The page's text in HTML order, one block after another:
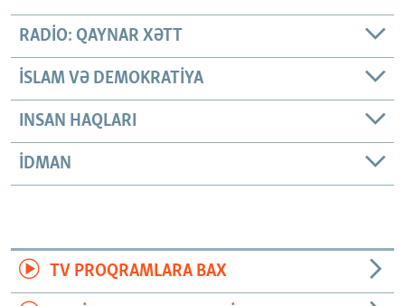
RADIO: QAYNAR XƏTT
İSLAM VƏ DEMOKRATIYA
INSAN HAQLARI
İDMAN
TV PROQRAMLARA BAX